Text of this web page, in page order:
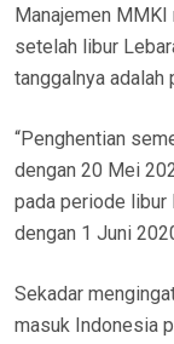
Manajemen
setelah libur
tanggalnya adalah
“Penghentian
dengan 20 Mei
pada periode libur
dengan 1 Juni
Sekadar
masuk Indonesia